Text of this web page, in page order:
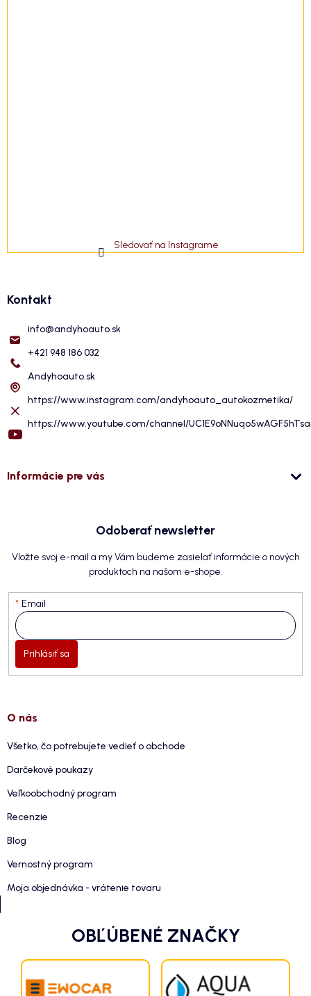
Sledovať na Instagrame
Kontakt
info@andyhoauto.sk
+421 948 186 032
Andyhoauto.sk
https://www.instagram.com/andyhoauto_autokozmetika/
https://www.youtube.com/channel/
Informácie pre vás
Odoberať newsletter
Vložte svoj e-mail a my Vám budeme zasielať informácie o nových
produktoch na našom e-shope.
Email
Prihlásiť sa
O nás
Všetko, čo potrebujete vedieť o obchode
Darčekové poukazy
Veľkoobchodný program
Recenzie
Blog
Vernostný program
Moja objednávka - vrátenie tovaru
OBĽÚBENÉ ZNAČKY